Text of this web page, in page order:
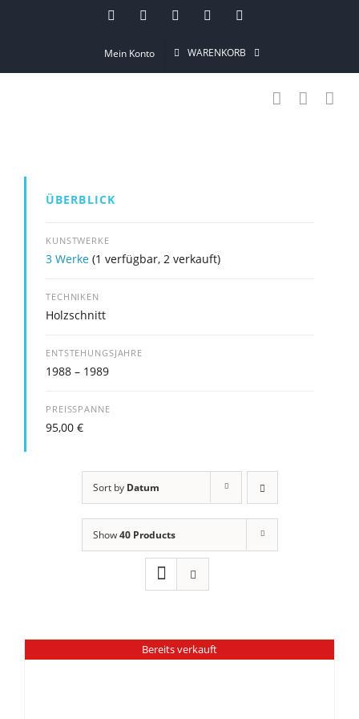
InstagramPinterestFacebookYouTube
Mein Konto WARENKORB
ÜBERBLICK
KUNSTWERKE
3 Werke (1 verfügbar, 2 verkauft)
TECHNIKEN
Holzschnitt
ENTSTEHUNGSJAHRE
1988 – 1989
PREISSPANNE
95,00 €
Sort by Datum
Show40 Products
Bereits verkauft